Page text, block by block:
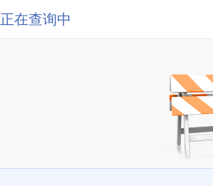
正在查询中